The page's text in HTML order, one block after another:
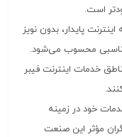
است.
اینترنت پایدار، بدون نویز
خدمات اینترنت فیبر
خود در زمینه
مؤثر این صنعت